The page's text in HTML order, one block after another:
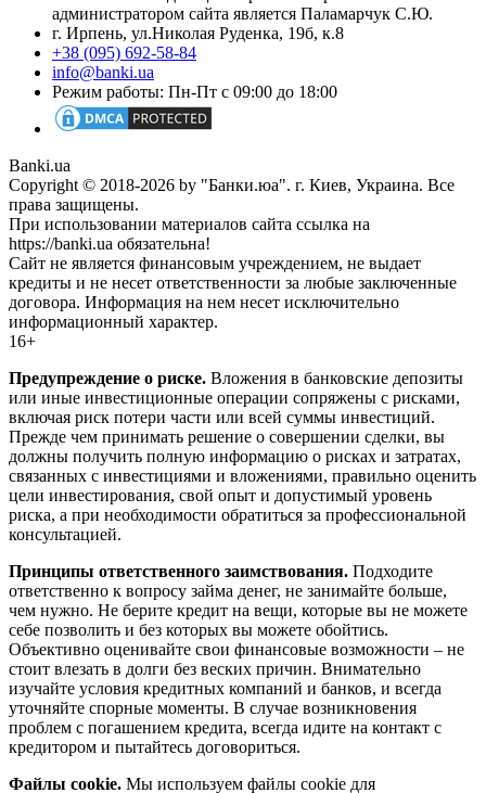
администратором сайта является Паламарчук С.Ю.
г. Ирпень, ул.Николая Руденка, 19б, к.8
+38 (095) 692-58-84
info@banki.ua
Режим работы: Пн-Пт с 09:00 до 18:00
Banki.ua
Copyright © 2018-2026 by "Банки.юа". г. Киев, Украина. Все
права защищены.
При использовании материалов сайта ссылка на
https://banki.ua обязательна!
Сайт не является финансовым учреждением, не выдает
кредиты и не несет ответственности за любые заключенные
договора. Информация на нем несет исключительно
информационный характер.
16+
Предупреждение о риске. Вложения в банковские депозиты
или иные инвестиционные операции сопряжены с рисками,
включая риск потери части или всей суммы инвестиций.
Прежде чем принимать решение о совершении сделки, вы
должны получить полную информацию о рисках и затратах,
связанных с инвестициями и вложениями, правильно оценить
цели инвестирования, свой опыт и допустимый уровень
риска, а при необходимости обратиться за профессиональной
консультацией.
Принципы ответственного заимствования. Подходите
ответственно к вопросу займа денег, не занимайте больше,
чем нужно. Не берите кредит на вещи, которые вы не можете
себе позволить и без которых вы можете обойтись.
Объективно оценивайте свои финансовые возможности – не
стоит влезать в долги без веских причин. Внимательно
изучайте условия кредитных компаний и банков, и всегда
уточняйте спорные моменты. В случае возникновения
проблем с погашением кредита, всегда идите на контакт с
кредитором и пытайтесь договориться.
Файлы cookie. Мы используем файлы cookie для